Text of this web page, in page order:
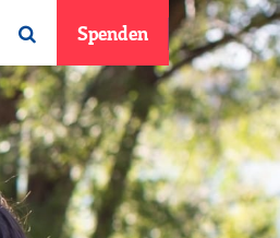
Spenden